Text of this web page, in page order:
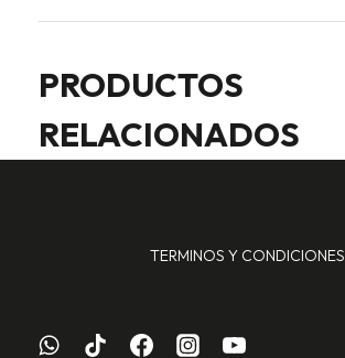
PRODUCTOS
RELACIONADOS
TERMINOS Y CONDICIONES